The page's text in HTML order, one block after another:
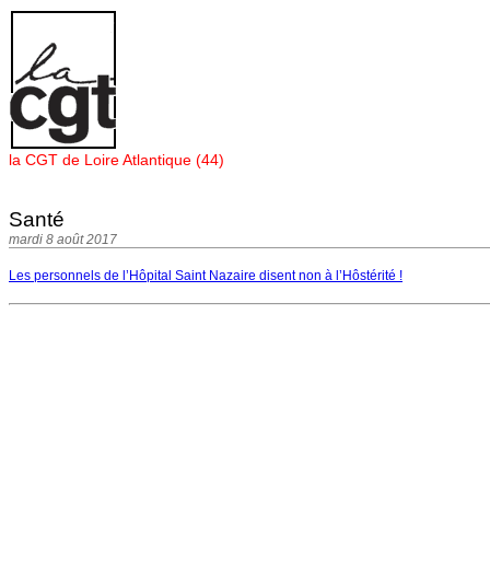
Panneau de gestion des cookies
la CGT de Loire Atlantique (44)
Santé
mardi 8 août 2017
Les personnels de l’Hôpital Saint Nazaire disent non à l’Hôstérité !